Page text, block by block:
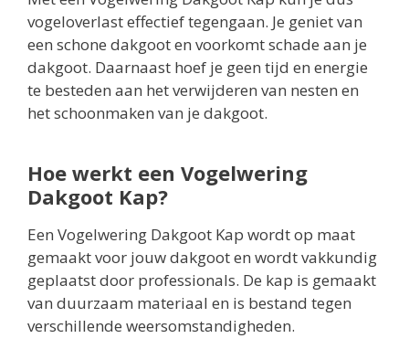
vogeloverlast effectief tegengaan. Je geniet van
een schone dakgoot en voorkomt schade aan je
dakgoot. Daarnaast hoef je geen tijd en energie
te besteden aan het verwijderen van nesten en
het schoonmaken van je dakgoot.
Hoe werkt een Vogelwering
Dakgoot Kap?
Een Vogelwering Dakgoot Kap wordt op maat
gemaakt voor jouw dakgoot en wordt vakkundig
geplaatst door professionals. De kap is gemaakt
van duurzaam materiaal en is bestand tegen
verschillende weersomstandigheden.